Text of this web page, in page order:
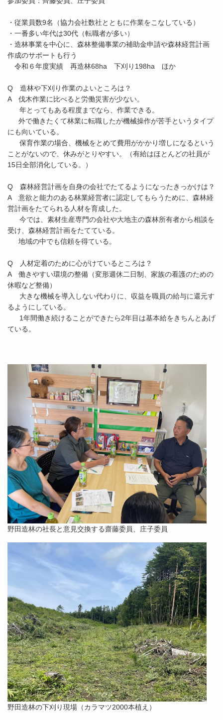
・従業員数9名（協力会社数社とともに作業をこなしている）
・一番多い年代は30代（転職者が多い）
・造林事業を中心に、森林整備事業の補助金申請や森林経営計画
作成のサポートも行う
令和６年度実績 再造林68ha 下刈り198ha ほか
Q 造林や下刈り作業のよいところは？
A 伐木作業に比べると労働災害が少ない。
年とってもある程度までなら、作業できる。
外で働きたくて林業に転職したが機械操作が苦手というタイプ
にも向いている。
保育作業の場合、機械をとめて費用がかかり増しになるという
ことがないので、休みがとりやすい。（有給はほとんどの社員が
15日全部消化している。）
Q 森林経営計画を自身の会社でたてるようになったきっかけは？
A 意欲と能力のある林業経営者に認定してもらうために、森林経
営計画をたてられる人材を育成した。
今では、素材生産専門の会社や大地主の森林所有者から相談を
受け、森林経営計画をたてている。
地域の中でも信頼を得ている。
Q 人材定着のために心がけているところは？
A 働きやすい環境の整備（変形週休二日制、家族の看護のための
休暇など整備）
大きな機械を導入しない代わりに、収益を職員の給与に還元す
るようにしている。
1年間働き続けることができたら2年目は基本給をきちんとあげ
ている。
野田造林の社長と意見交換する齋藤委員、庄子委員
野田造林の下刈り現場（カラマツ2000本植え）